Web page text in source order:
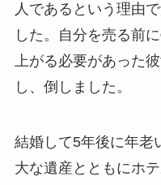
人であるという理由
した。自分を売る前
上がる必要があった
し、倒しました。
結婚して5年後に年老
大な遺産とともにホ